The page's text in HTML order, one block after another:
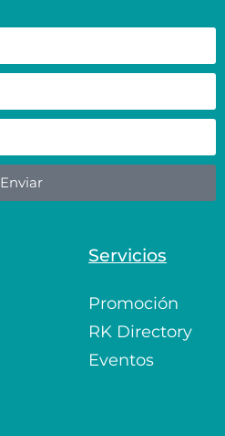
Enviar
Servicios
Promoción
RK Directory
Eventos